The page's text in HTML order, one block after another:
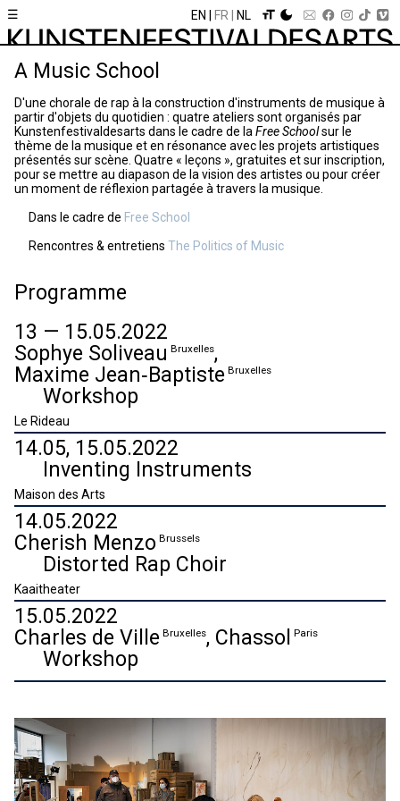
☰ EN FR NL
A Music School
D'une chorale de rap à la construction d'instruments de musique à
partir d'objets du quotidien : quatre ateliers sont organisés par
Kunstenfestivaldesarts dans le cadre de la Free Schoolsur le
thème de la musique et en résonance avec les projets artistiques
présentés sur scène. Quatre « leçons », gratuites et sur inscription,
pour se mettre au diapason de la vision des artistes ou pour créer
un moment de réflexion partagée à travers la musique.
Dans le cadre de Free School
Rencontres & entretiens The Politics of Music
Programme
13 — 15.05.2022
Sophye Soliveau Bruxelles,
Maxime Jean‑Baptiste Bruxelles
Workshop
Le Rideau
14.05, 15.05.2022
Inventing Instruments
Maison des Arts
14.05.2022
Cherish Menzo Brussels
Distorted Rap Choir
Kaaitheater
15.05.2022
Charles de Ville Bruxelles, Chassol Paris
Workshop